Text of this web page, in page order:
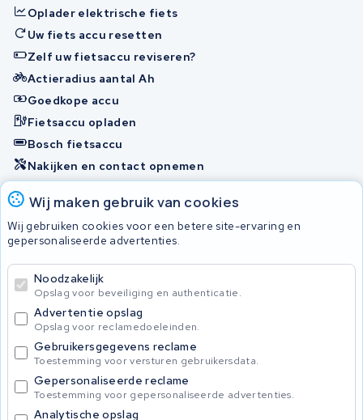
Wij maken gebruik van cookies
Wij gebruiken cookies voor een betere site-ervaring en
gepersonaliseerde advertenties.
Noodzakelijk
Opslag voor beveiliging en authenticatie.
Advertentie opslag
Opslag voor reclamedoeleinden.
Gebruikersgegevens reclame
Toestemming voor versturen gebruikersdata.
Gepersonaliseerde reclame
Toestemming voor gepersonaliseerde advertenties.
Analytische opslag
Oplader elektrische fiets
Uw fiets accu resetten
Zelf uw fietsaccu reviseren?
Actieradius aantal Ah
Goedkope accu
Fietsaccu opladen
Bosch fietsaccu
Nakijken en contact opnemen
Privacybeleid